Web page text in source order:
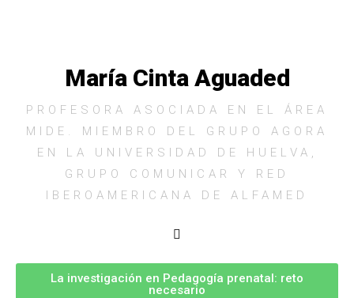
María Cinta Aguaded
PROFESORA ASOCIADA EN EL ÁREA
MIDE. MIEMBRO DEL GRUPO AGORA
EN LA UNIVERSIDAD DE HUELVA,
GRUPO COMUNICAR Y RED
IBEROAMERICANA DE ALFAMED
La investigación en Pedagogía prenatal: reto
necesario